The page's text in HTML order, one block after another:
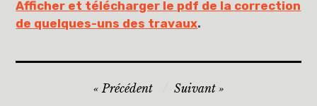
Afficher et télécharger le pdf de la correction
de quelques-uns des travaux.
NavigationPrécédent Suivant